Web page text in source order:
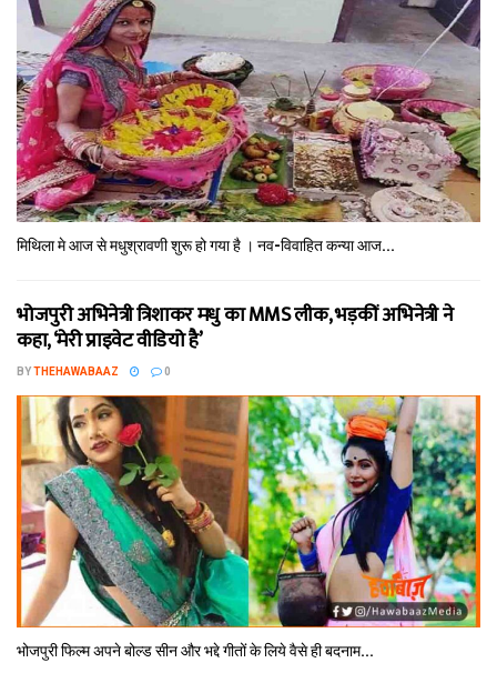
मिथि‍ला मे आज से मधुश्रावणी शुरू हो गया है । नव-विवाहित कन्‍या आज...
भोजपुरी अभिनेत्री त्रिशाकर मधु का MMS लीक, भड़कीं अभिनेत्री ने
कहा, ‘मेरी प्राइवेट वीडियो है’
BYTHEHAWABAAZ 0
भोजपुरी फिल्‍म अपने बोल्‍ड सीन और भद्दे गीतों के लिये वैसे ही बदनाम...